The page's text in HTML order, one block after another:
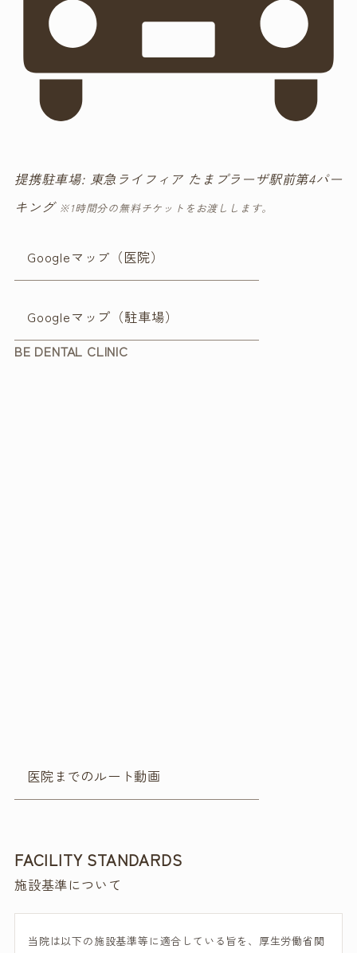
提携駐車場: 東急ライフィア たまプラーザ駅前第4パー
キング ※1時間分の無料チケットをお渡しします。
Googleマッ プ （医院）
Googleマップ（駐車場）
BE DENTAL CLINIC
医院までのルート動画
FACILITY STANDARDS
施設基準について
当院は以下の施設基準等に適合している旨を、厚生労働省関